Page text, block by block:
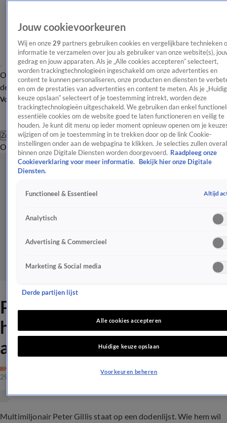
OverzichtAfleveringen Entertainment TV Algemeen
Tip
de redactieNieuwsbrief
Volg Shownieuws
Zoeken
OverzichtEntertainmentSpraakmakendRealityCrimeVideo's
Peter Gillis reageert op de
heftige bedreigingen aan zijn
adres
BN'ERS
29 okt 2021, 11:15
Multimiljonair Peter Gillis staat op een dodenlijst. Wie hem wil
Jouw cookievoorkeuren
Wij en onze 29 partners gebruiken cookies en vergelijkbare technieken
informatie te verzamelen over jou als gebruiker van onze website(s),
gedrag en jouw apparaten. Als je „Alle cookies accepteren” selecteert,
worden trackingtechnologieën ingeschakeld om onze advertenties en
content te kunnen personaliseren, onze producten en diensten te
en om de prestaties van advertenties en content te meten. Als je
keuze opslaan” selecteert of je toestemming intrekt, worden deze
trackingtechnologieën uitgeschakeld. We gebruiken dan enkel
essentiële cookies om de website goed te laten functioneren en veilig te
houden. Je kunt dit menu op ieder moment opnieuw openen om je
wijzigen of om je toestemming in te trekken door op de link Cookie-
instellingen onder aan de webpagina te klikken. Je selecties zullen overal
binnen onze Digitale Diensten worden doorgevoerd. Raadpleeg onze
Cookieverklaring voor meer informatie.
Bekijk hier onze Digitale
Diensten.
Functioneel & Essentieel Altijd
Analytisch
Advertising & Commercieel
Marketing & Social media
Derde partijen lijst
Alle cookies accepteren
Huidige keuze opslaan
Voorkeuren beheren